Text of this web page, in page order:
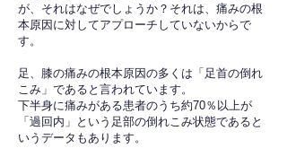
が、それはなぜでしょうか？それは、痛みの根
本原因に対してアプローチしていないからで
す。
足、膝の痛みの根本原因の多くは「足首の倒れ
こみ」であると言われています。
下半身に痛みがある患者のうち約70％以上が
「過回内」という足部の倒れこみ状態であると
いうデータもあります。